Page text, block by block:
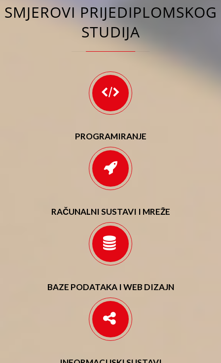
SMJEROVI PRIJEDIPLOMSKOG
STUDIJA
PROGRAMIRANJE
RAČUNALNI SUSTAVI I MREŽE
BAZE PODATAKA I WEB DIZAJN